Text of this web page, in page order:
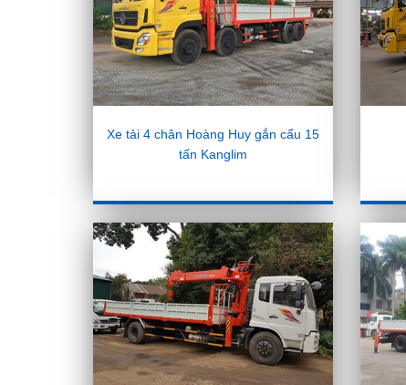
Xe tải 4 chân Hoàng Huy gắn cẩu 15
tấn Kanglim